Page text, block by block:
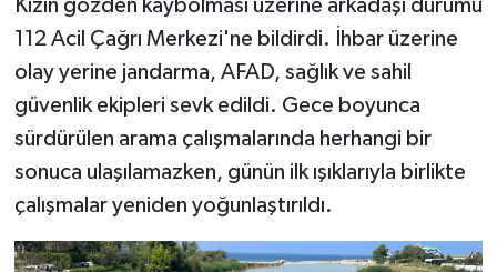
Kızın gözden kaybolması üzerine arkadaşı durumu
112 Acil Çağrı Merkezi'ne bildirdi. İhbar üzerine
olay yerine jandarma, AFAD, sağlık ve sahil
güvenlik ekipleri sevk edildi. Gece boyunca
sürdürülen arama çalışmalarında herhangi bir
sonuca ulaşılamazken, günün ilk ışıklarıyla birlikte
çalışmalar yeniden yoğunlaştırıldı.